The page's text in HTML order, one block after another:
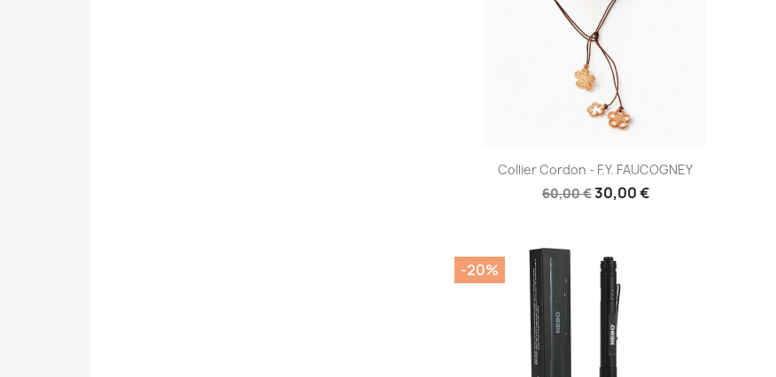
Aperçu rapide
Collier Cordon - F.Y. FAUCOGNEY
60,00 €30,00 €
-20%